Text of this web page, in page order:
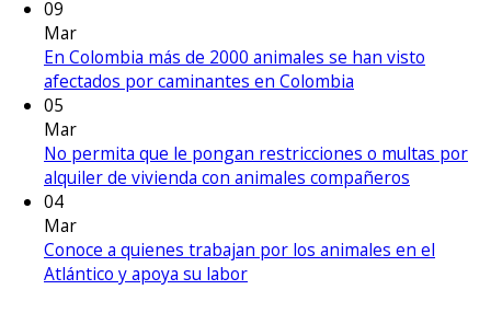
09
Mar
En Colombia más de 2000 animales se han visto
afectados por caminantes en Colombia
05
Mar
No permita que le pongan restricciones o multas por
alquiler de vivienda con animales compañeros
04
Mar
Conoce a quienes trabajan por los animales en el
Atlántico y apoya su labor